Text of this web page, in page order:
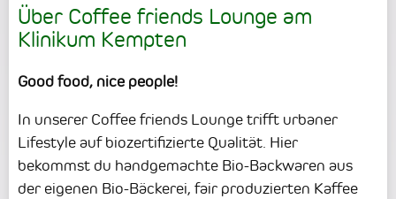
Über Coffee friends Lounge am
Klinikum Kempten
Good food, nice people!
In unserer Coffee friends Lounge trifft urbaner
Lifestyle auf biozertifizierte Qualität. Hier
bekommst du handgemachte Bio-Backwaren aus
der eigenen Bio-Bäckerei, fair produzierten Kaffee